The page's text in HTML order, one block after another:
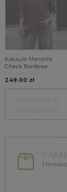
Koszula Marcella
Check Bordowa
249.00 zł
Powiadom o
dostępności!